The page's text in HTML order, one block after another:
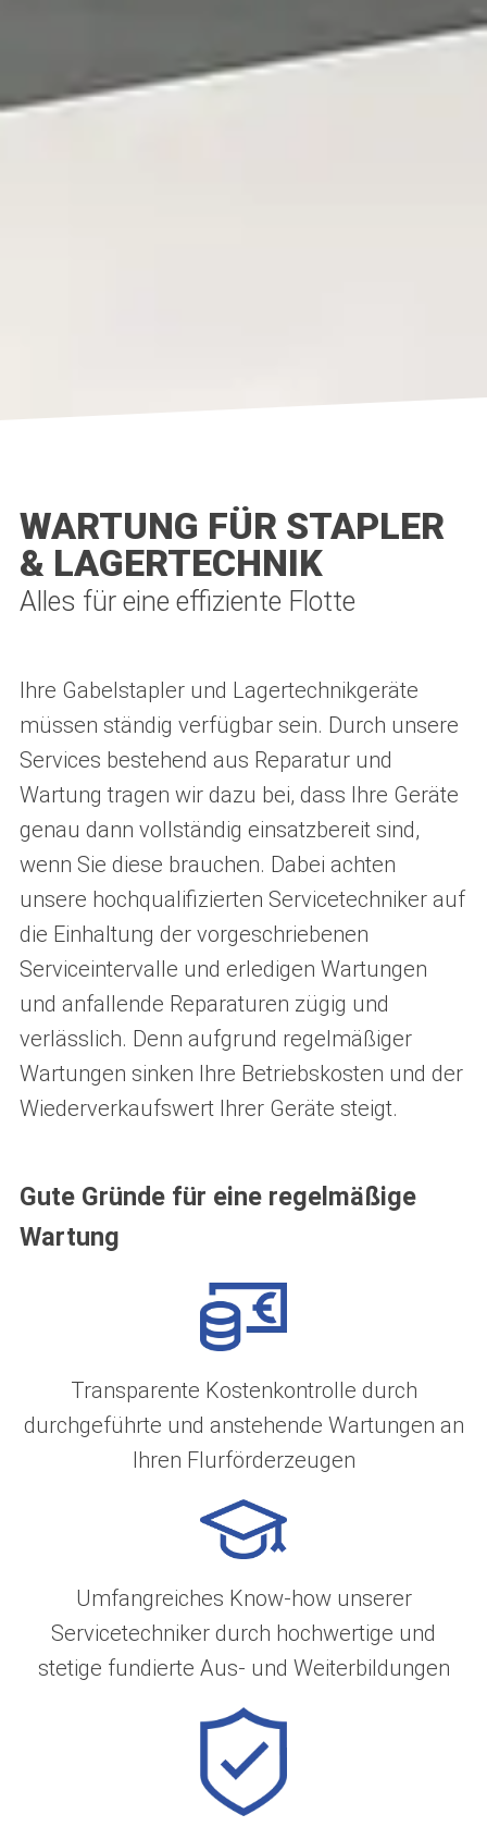
Alles für eine effiziente Flotte
WARTUNG FÜR STAPLER
& LAGERTECHNIK
Ihre Gabelstapler und Lagertechnikgeräte
müssen ständig verfügbar sein. Durch unsere
Services bestehend aus Reparatur und
Wartung tragen wir dazu bei, dass Ihre Geräte
genau dann vollständig einsatzbereit sind,
wenn Sie diese brauchen. Dabei achten
unsere hochqualifizierten Servicetechniker auf
die Einhaltung der vorgeschriebenen
Serviceintervalle und erledigen Wartungen
und anfallende Reparaturen zügig und
verlässlich. Denn aufgrund regelmäßiger
Wartungen sinken Ihre Betriebskosten und der
Wiederverkaufswert Ihrer Geräte steigt.
Gute Gründe für eine regelmäßige
Wartung
Transparente Kostenkontrolle durch
durchgeführte und anstehende Wartungen an
Ihren Flurförderzeugen
Umfangreiches Know-how unserer
Servicetechniker durch hochwertige und
stetige fundierte Aus- und Weiterbildungen